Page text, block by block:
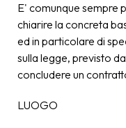
E' comunque sempre
chiarire la concreta
ed in particolare di
sulla legge, previsto
concludere un
LUOGO